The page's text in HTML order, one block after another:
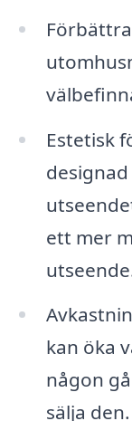
Estetisk
ett mer
kan öka
någon
sälja den.